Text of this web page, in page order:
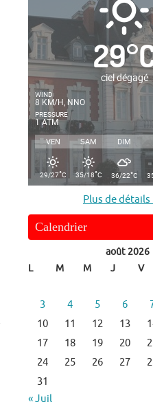
29°
ciel dégagé
WIND
8 KM/H, NNO
PRESSURE
1 ATM
VEN SAM DIM
29/27°C 35/18°C 36/22°C
Plus de détails
Calendrier
août 2026
L
M M J V
3
4 5 6
10
11 12 13
17
18 19 20
24
25 26 27
31
« Juil